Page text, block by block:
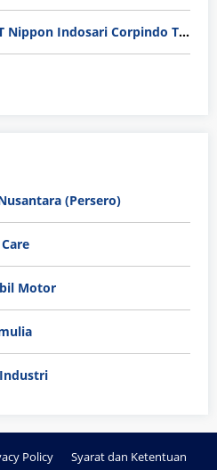
Lowongan Kerja PT Nippon Indosari Corpindo Tbk. Bulan Agustus 2026
(Persero)
Motor
Policy Syarat dan Ketentuan